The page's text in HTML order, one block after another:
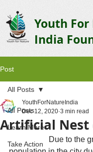
Youth For
India
Post
All Posts
Learn More
Take Action
All Posts
Artificial Nest
YouthForNatureIndia
Dec 12, 2020 3 min read